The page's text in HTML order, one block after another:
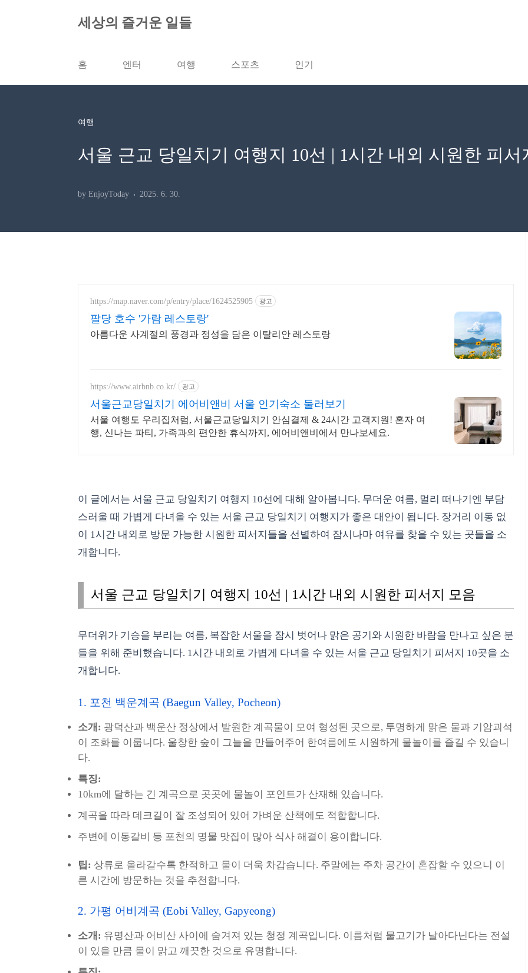
세상의 즐거운 일들
홈 엔터 여행 스포츠 인기
여행
서울 근교 당일치기 여행지 10선 | 1시간 내외 시원한 피서
by EnjoyToday 2025. 6. 30.
https://map.naver.com/p/entry/place/1624525905 광고
팔당 호수 '가람 레스토랑'
아름다운 사계절의 풍경과 정성을 담은 이탈리안 레스토랑
https://www.airbnb.co.kr/ 광고
서울근교당일치기 에어비앤비 서울 인기숙소 둘러보기
서울 여행도 우리집처럼, 서울근교당일치기 안심결제 & 24시간 고객지원! 혼자 여
행, 신나는 파티, 가족과의 편안한 휴식까지, 에어비앤비에서 만나보세요.
이 글에서는 서울 근교 당일치기 여행지 10선에 대해 알아봅니다. 무더운 여름, 멀리 떠나기엔 부담
스러울 때 가볍게 다녀올 수 있는 서울 근교 당일치기 여행지가 좋은 대안이 됩니다. 장거리 이동 없
이 1시간 내외로 방문 가능한 시원한 피서지들을 선별하여 잠시나마 여유를 찾을 수 있는 곳들을 소
개합니다.
서울 근교 당일치기 여행지 10선 | 1시간 내외 시원한 피서지 모음
무더위가 기승을 부리는 여름, 복잡한 서울을 잠시 벗어나 맑은 공기와 시원한 바람을 만나고 싶은 분
들을 위해 준비했습니다. 1시간 내외로 가볍게 다녀올 수 있는 서울 근교 당일치기 피서지 10곳을 소
개합니다.
1. 포천 백운계곡 (Baegun Valley, Pocheon)
소개: 광덕산과 백운산 정상에서 발원한 계곡물이 모여 형성된 곳으로, 투명하게 맑은 물과 기암괴석
이 조화를 이룹니다. 울창한 숲이 그늘을 만들어주어 한여름에도 시원하게 물놀이를 즐길 수 있습니
다.
특징:
10km에 달하는 긴 계곡으로 곳곳에 물놀이 포인트가 산재해 있습니다.
계곡을 따라 데크길이 잘 조성되어 있어 가벼운 산책에도 적합합니다.
주변에 이동갈비 등 포천의 명물 맛집이 많아 식사 해결이 용이합니다.
팁: 상류로 올라갈수록 한적하고 물이 더욱 차갑습니다. 주말에는 주차 공간이 혼잡할 수 있으니 이
른 시간에 방문하는 것을 추천합니다.
2. 가평 어비계곡 (Eobi Valley, Gapyeong)
소개: 유명산과 어비산 사이에 숨겨져 있는 청정 계곡입니다. 이름처럼 물고기가 날아다닌다는 전설
이 있을 만큼 물이 맑고 깨끗한 것으로 유명합니다.